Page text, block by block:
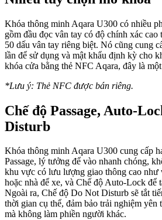
Khóa thông minh Aqara U300 có nhiều
gồm đầu đọc vân tay có độ chính xác cao
50 dấu vân tay riêng biệt. Nó cũng cung
lần để sử dụng và mật khẩu định kỳ cho
khóa cửa bằng thẻ NFC Aqara, đây là
*Lưu ý: Thẻ NFC được bán riêng.
Chế độ Passage, Auto-
Disturb
Khóa thông minh Aqara U300 cung cấp
Passage, lý tưởng để vào nhanh chóng,
khu vực có lưu lượng giao thông cao như
hoặc nhà để xe, và Chế độ Auto-Lock để
Ngoài ra, Chế độ Do Not Disturb sẽ tắt
thời gian cụ thể, đảm bảo trải nghiệm
mà không làm phiền người khác.